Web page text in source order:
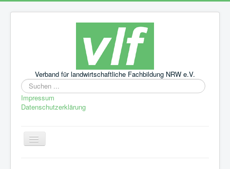
Verband für landwirtschaftliche Fachbildung NRW e.V.
Suchen
...
Impressum
Datenschutzerklärung
Navigation
an/aus